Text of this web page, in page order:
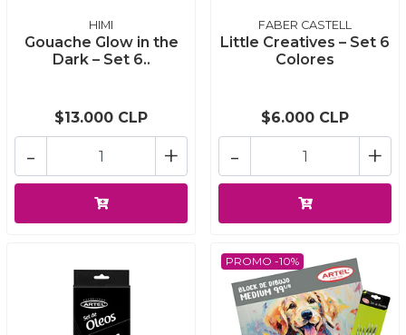
HIMI
Gouache Glow in the
Dark – Set 6..
$13.000 CLP
+
-
FABER CASTELL
Little Creatives – Set 6
Colores
$6.000 CLP
+
-
PROMO -10%